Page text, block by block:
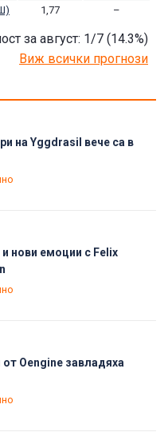
1,77 –
за август: 1/7 (14.3%)
Виж всички прогнози
на Yggdrasil вече са в
и нови емоции с Felix
от Oengine завладяха